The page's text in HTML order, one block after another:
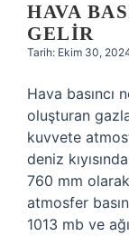
HAVA
GELIR
Tarih: Ekim 30,
Hava basıncı
oluşturan
kuvvete
deniz
760 mm
atmosfer
1013 mb ve